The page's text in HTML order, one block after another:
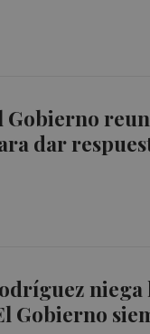
Gobierno
dar
Gobierno